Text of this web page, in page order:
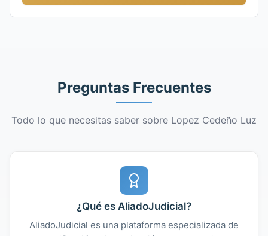
Preguntas Frecuentes
Todo lo que necesitas saber sobre Lopez Cedeño Luz
¿Qué es AliadoJudicial?
AliadoJudicial es una plataforma especializada de